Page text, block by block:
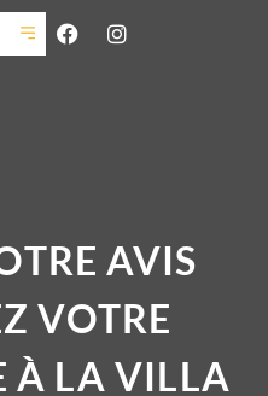
AVIS
VOTRE
À LA VILLA